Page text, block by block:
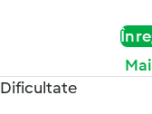
Dificultate